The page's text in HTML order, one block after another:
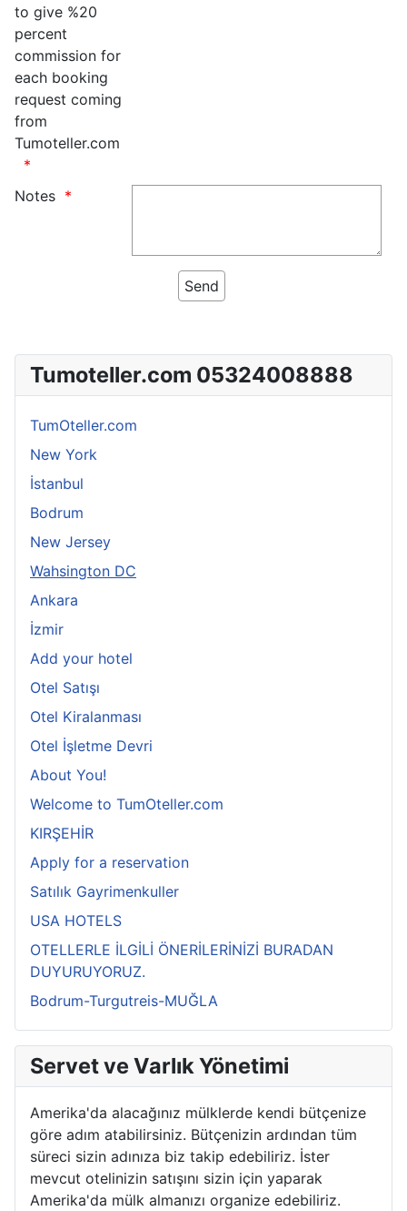
to give %20
percent
commission for
each booking
request coming
from
Tumoteller.com
Notes
Tumoteller.com 05324008888
TumOteller.com
New York
İstanbul
Bodrum
New Jersey
Wahsington DC
Ankara
İzmir
Add your hotel
Otel Satışı
Otel Kiralanması
Otel İşletme Devri
About You!
Welcome to TumOteller.com
KIRŞEHİR
Apply for a reservation
Satılık Gayrimenkuller
USA HOTELS
OTELLERLE İLGİLİ ÖNERİLERİNİZİ BURADAN
DUYURUYORUZ.
Bodrum-Turgutreis-MUĞLA
Servet ve Varlık Yönetimi
Amerika'da alacağınız mülklerde kendi bütçenize
göre adım atabilirsiniz. Bütçenizin ardından tüm
süreci sizin adınıza biz takip edebiliriz. İster
mevcut otelinizin satışını sizin için yaparak
Amerika'da mülk almanızı organize edebiliriz.